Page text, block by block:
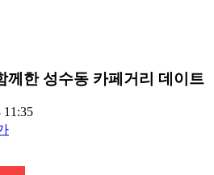
께한 성수동 카페거리 데이트
11:35